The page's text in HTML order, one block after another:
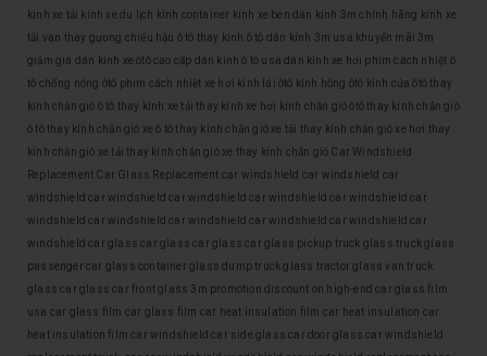
kính xe tải kính xe du lịch kính container kính xe ben dán kính 3m chính hãng kính xe
tải van thay gương chiếu hậu ô tô thay kính ô tô dán kính 3m usa khuyến mãi 3m
giảm giá dán kính xe ôtô cao cấp dán kính ô tô usa dán kính xe hơi phim cách nhiệt ô
tô chống nóng ôtô phim cách nhiệt xe hơi kính lái ôtô kính hông ôtô kính cửa ôtô thay
kính chắn gió ô tô thay kính xe tải thay kính xe hơi kính chắn gió ôtô thay kính chắn gió
ô tô thay kính chắn gió xe ô tô thay kính chắn gió xe tải thay kính chắn gió xe hơi thay
kính chắn gió xe tải thay kính chắn gió xe thay kính chắn gió Car Windshield
Replacement Car Glass Replacement car windshield car windshield car
windshield car windshield car windshield car windshield car windshield car
windshield car windshield car windshield car windshield car windshield car
windshield car glass car glass car glass car glass pickup truck glass truck glass
passenger car glass container glass dump truck glass tractor glass van truck
glass car glass car front glass 3m promotion discount on high-end car glass film
usa car glass film car glass film car heat insulation film car heat insulation car
heat insulation film car windshield car side glass car door glass car windshield